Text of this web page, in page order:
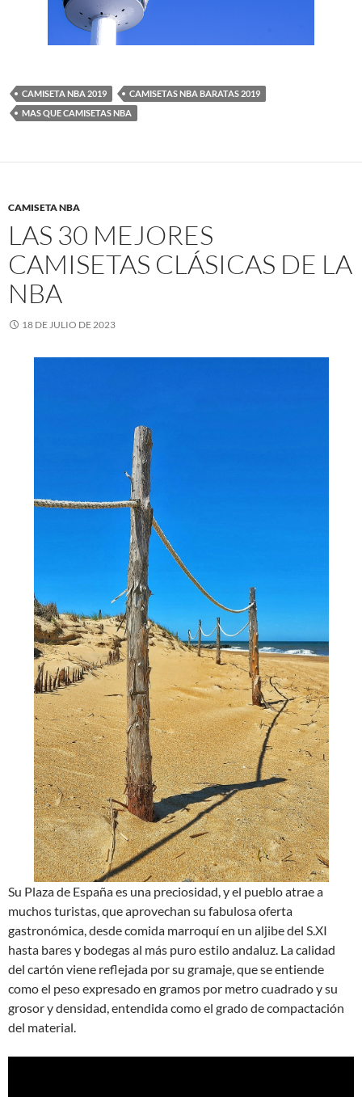
CAMISETA NBA 2019
CAMISETAS NBA BARATAS 2019
MAS QUE CAMISETAS NBA
CAMISETA NBA
LAS 30 MEJORES
CAMISETAS CLÁSICAS DE LA
NBA
18 DE JULIO DE 2023
Su Plaza de España es una preciosidad, y el pueblo atrae a
muchos turistas, que aprovechan su fabulosa oferta
gastronómica, desde comida marroquí en un aljibe del S.XI
hasta bares y bodegas al más puro estilo andaluz. La calidad
del cartón viene reflejada por su gramaje, que se entiende
como el peso expresado en gramos por metro cuadrado y su
grosor y densidad, entendida como el grado de compactación
del material.